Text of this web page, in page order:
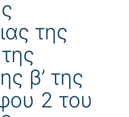
της
β’ της
2 του